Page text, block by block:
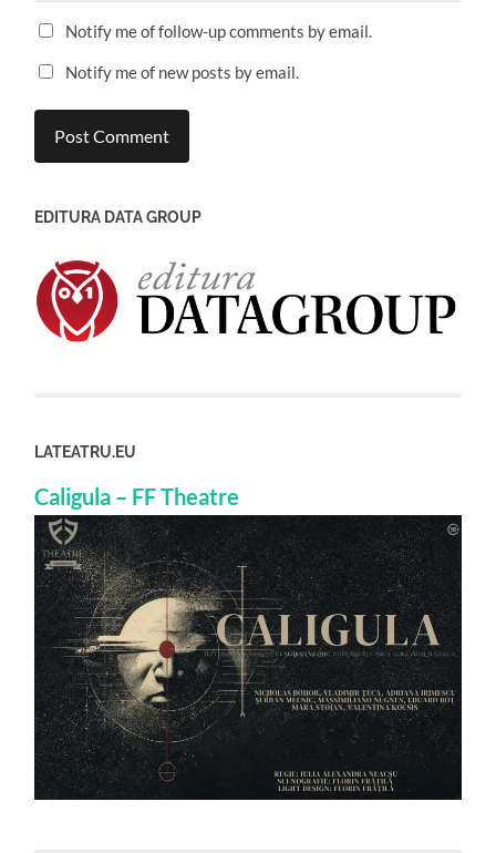
Notify me of follow-up comments by email.
Notify me of new posts by email.
EDITURA DATA GROUP
LATEATRU.EU
Caligula – FF Theatre